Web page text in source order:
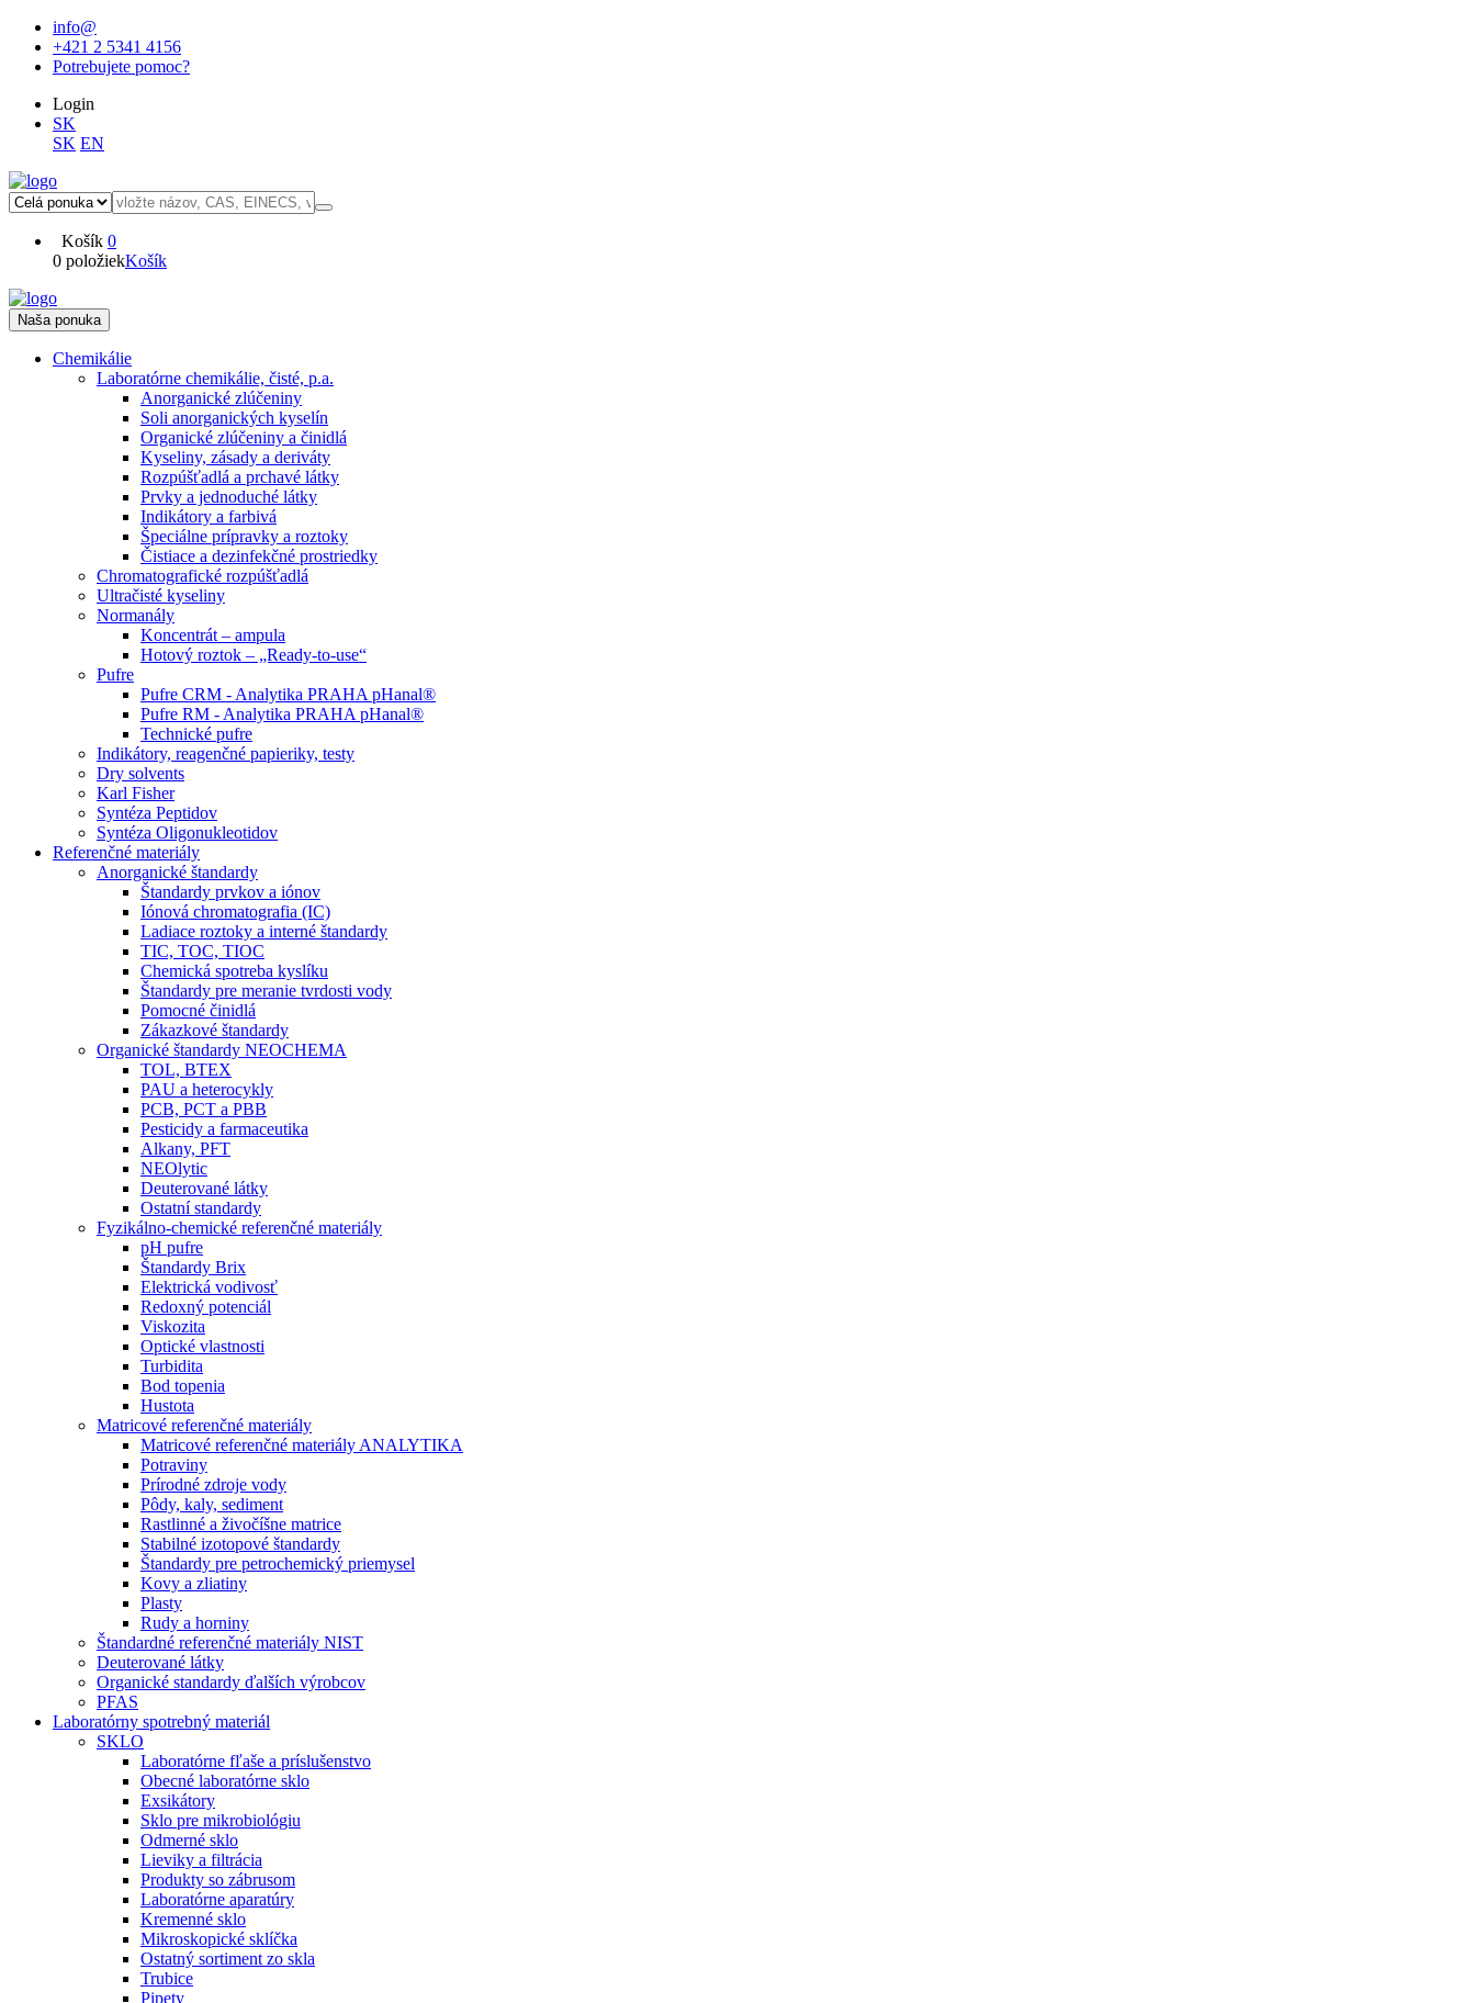
info@
+421 2 5341 4156
Potrebujete pomoc?
Login
SK
SK EN
Košík 0
0 položiekKošík
Naša ponuka
Chemikálie
Laboratórne chemikálie, čisté, p.a.
Anorganické zlúčeniny
Soli anorganických kyselín
Organické zlúčeniny a činidlá
Kyseliny, zásady a deriváty
Rozpúšťadlá a prchavé látky
Prvky a jednoduché látky
Indikátory a farbivá
Špeciálne prípravky a roztoky
Čistiace a dezinfekčné prostriedky
Chromatografické rozpúšťadlá
Ultračisté kyseliny
Normanály
Koncentrát – ampula
Hotový roztok – „Ready-to-use“
Pufre
Pufre CRM - Analytika PRAHA pHanal®
Pufre RM - Analytika PRAHA pHanal®
Technické pufre
Indikátory, reagenčné papieriky, testy
Dry solvents
Karl Fisher
Syntéza Peptidov
Syntéza Oligonukleotidov
Referenčné materiály
Anorganické štandardy
Štandardy prvkov a iónov
Iónová chromatografia (IC)
Ladiace roztoky a interné štandardy
TIC, TOC, TIOC
Chemická spotreba kyslíku
Štandardy pre meranie tvrdosti vody
Pomocné činidlá
Zákazkové štandardy
Organické štandardy NEOCHEMA
TOL, BTEX
PAU a heterocykly
PCB, PCT a PBB
Pesticidy a farmaceutika
Alkany, PFT
NEOlytic
Deuterované látky
Ostatní standardy
Fyzikálno-chemické referenčné materiály
pH pufre
Štandardy Brix
Elektrická vodivosť
Redoxný potenciál
Viskozita
Optické vlastnosti
Turbidita
Bod topenia
Hustota
Matricové referenčné materiály
Matricové referenčné materiály ANALYTIKA
Potraviny
Prírodné zdroje vody
Pôdy, kaly, sediment
Rastlinné a živočíšne matrice
Stabilné izotopové štandardy
Štandardy pre petrochemický priemysel
Kovy a zliatiny
Plasty
Rudy a horniny
Štandardné referenčné materiály NIST
Deuterované látky
Organické standardy ďalších výrobcov
PFAS
Laboratórny spotrebný materiál
SKLO
Laboratórne fľaše a príslušenstvo
Obecné laboratórne sklo
Exsikátory
Sklo pre mikrobiológiu
Odmerné sklo
Lieviky a filtrácia
Produkty so zábrusom
Laboratórne aparatúry
Kremenné sklo
Mikroskopické sklíčka
Ostatný sortiment zo skla
Trubice
Pipety